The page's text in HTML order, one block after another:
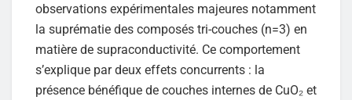
observations expérimentales majeures notamment
la suprématie des composés tri-couches (n=3) en
matière de supraconductivité. Ce comportement
s’explique par deux effets concurrents : la
présence bénéfique de couches internes de CuO₂ et